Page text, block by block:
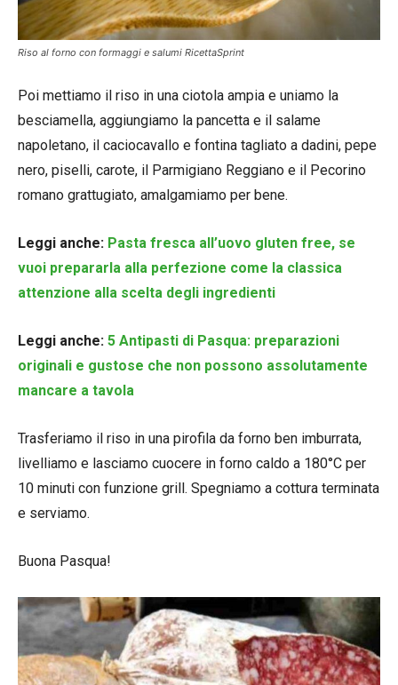
Riso al forno con formaggi e salumi RicettaSprint
Poi mettiamo il riso in una ciotola ampia e uniamo la
besciamella, aggiungiamo la pancetta e il salame
napoletano, il caciocavallo e fontina tagliato a dadini, pepe
nero, piselli, carote, il Parmigiano Reggiano e il Pecorino
romano grattugiato, amalgamiamo per bene.
Leggi anche: Pasta fresca all’uovo gluten free, se
vuoi prepararla alla perfezione come la classica
attenzione alla scelta degli ingredienti
Leggi anche: 5 Antipasti di Pasqua: preparazioni
originali e gustose che non possono assolutamente
mancare a tavola
Trasferiamo il riso in una pirofila da forno ben imburrata,
livelliamo e lasciamo cuocere in forno caldo a 180°C per
10 minuti con funzione grill. Spegniamo a cottura terminata
e serviamo.
Buona Pasqua!